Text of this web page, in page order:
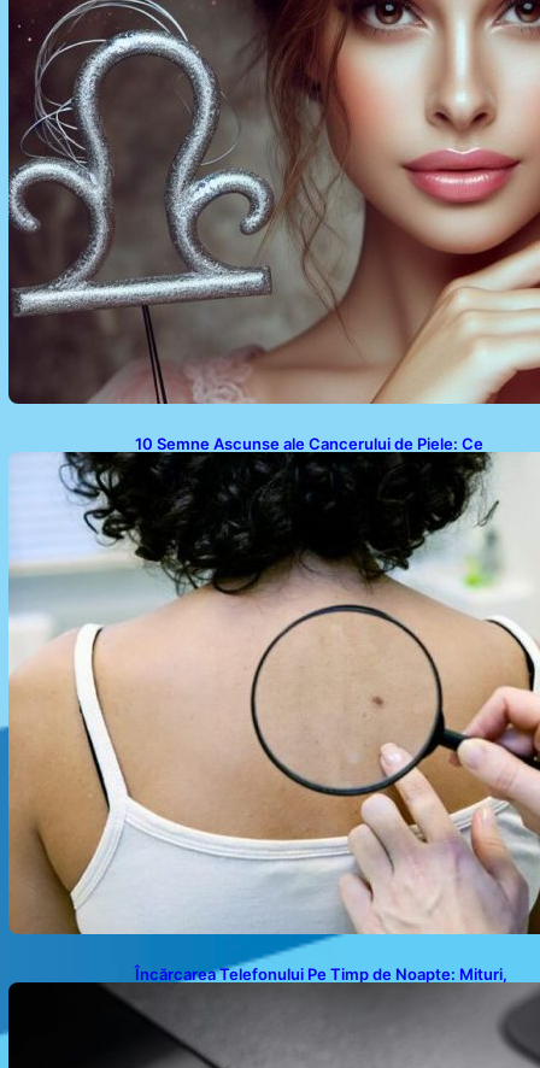
10 Semne Ascunse ale Cancerului de Piele: Ce
Trebuie să Știm pentru a Ne Proteja
Încărcarea Telefonului Pe Timp de Noapte: Mituri,